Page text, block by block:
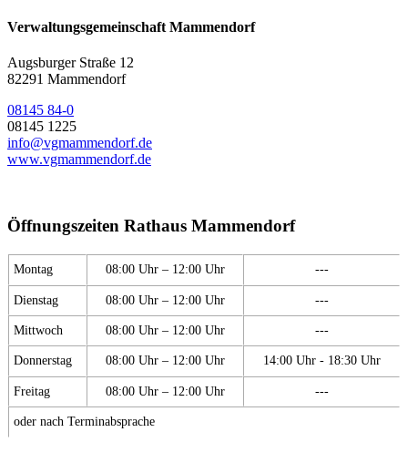
Verwaltungsgemeinschaft Mammendorf
Augsburger Straße 12
82291 Mammendorf
08145 84-0
08145 1225
info@vgmammendorf.de
www.vgmammendorf.de
Öffnungszeiten Rathaus Mammendorf
Montag 08:00 Uhr – 12:00 Uhr ---
Dienstag 08:00 Uhr – 12:00 Uhr ---
Mittwoch 08:00 Uhr – 12:00 Uhr ---
Donnerstag 08:00 Uhr – 12:00 Uhr 14:00 Uhr - 18:30 Uhr
Freitag 08:00 Uhr – 12:00 Uhr ---
oder nach Terminabsprache